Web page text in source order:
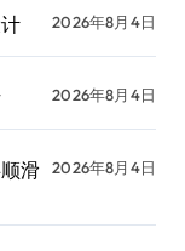
2026年8月4日
2026年8月4日
滑
2026年8月4日